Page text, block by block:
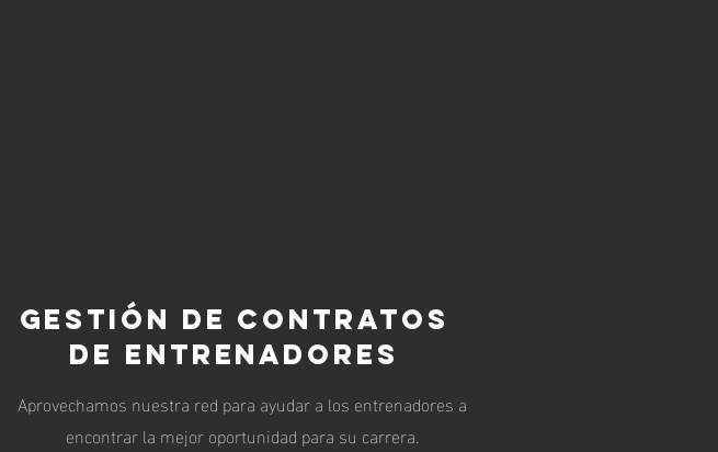
GESTIÓN DE CONTRATOS
DE ENTRENADORES
Aprovechamos nuestra red para ayudar a los entrenadores a
encontrar la mejor oportunidad para su carrera.